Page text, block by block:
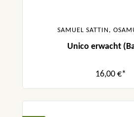
SAMUEL SATTIN,
Unico erwacht
16,00 €*